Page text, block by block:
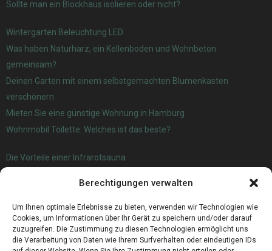
Berechtigungen verwalten
Um Ihnen optimale Erlebnisse zu bieten, verwenden wir Technologien wie
Cookies, um Informationen über Ihr Gerät zu speichern und/oder darauf
zuzugreifen. Die Zustimmung zu diesen Technologien ermöglicht uns
die Verarbeitung von Daten wie Ihrem Surfverhalten oder eindeutigen IDs
Sollte man ein Blockhaus isolieren oder nicht?
Wintergarten Beleuchtung LED
Was haben Naturharz, ein Kellenboden und Wohnbeton
gemeinsam?
Deinen Garten mit einem selbstgemachten Blumenkasten
verschönern
Mieten Sie eine günstige Wohnung in Hamburg
Wohnmobil Toilette: Welches ist das beste?
Die Vorteile einer Infrarotsauna
Wanderwege Oldenburg – Eine Führung durch die Natur
Zahnärztliche Darlehen: Wie man zahnärztliche Kosten finanziert